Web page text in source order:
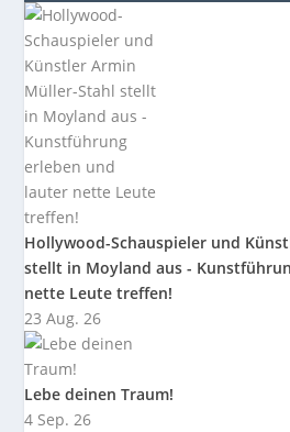
Hollywood-Schauspieler und
stellt in Moyland aus -
nette Leute treffen!
23 Aug. 26
Lebe deinen Traum!
4 Sep. 26